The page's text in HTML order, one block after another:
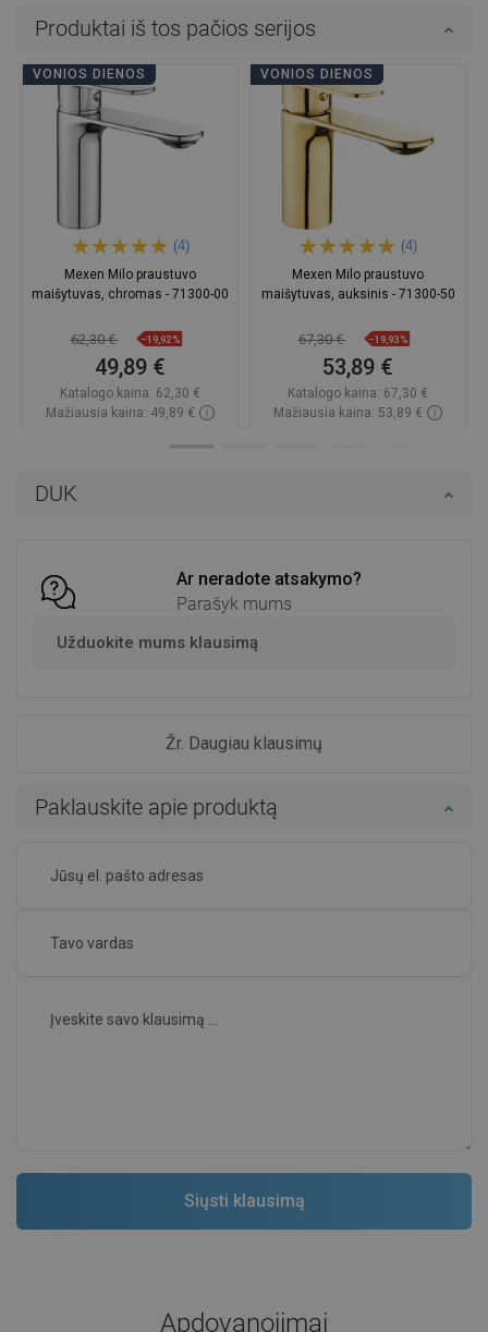
DUK
Ar neradote atsakymo?
Parašyk mums
Užduokite mums klausimą
Žr. Daugiau klausimų
Paklauskite apie produktą
Produktai iš tos pačios serijos
VONIOS DIENOS
(4)
Mexen Milo praustuvo
maišytuvas, chromas - 71300-00
62,30 € −19,92%
49,89 €
Katalogo kaina: 62,30 €
Mažiausia kaina: 49,89 €
VONIOS DIENOS
(4)
Mexen Milo praustuvo
maišytuvas, auksinis - 71300-50
67,30 € −19,93%
53,89 €
Katalogo kaina: 67,30 €
Mažiausia kaina: 53,89 €
Apdovanojimai